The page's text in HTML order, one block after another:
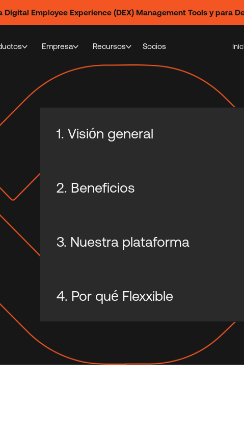
Employee Experience (DEX) Management Tools y para
Empresa Recursos Socios
1. Visión general
2. Beneficios
3. Nuestra plataforma
4. Por qué Flexxible